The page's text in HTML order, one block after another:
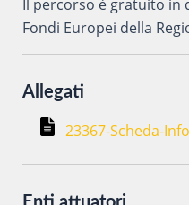
Il percorso è gratuito in
Fondi Europei della
Allegati
23367-Scheda-